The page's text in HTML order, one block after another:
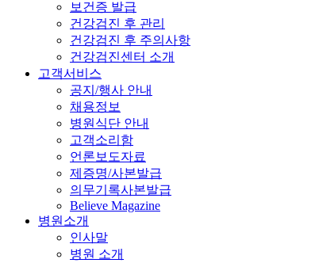
보건증 발급
건강검진 후 관리
건강검진 후 주의사항
건강검진센터 소개
고객서비스
공지/행사 안내
채용정보
병원식단 안내
고객소리함
언론보도자료
제증명/사본발급
의무기록사본발급
Believe Magazine
병원소개
인사말
병원 소개